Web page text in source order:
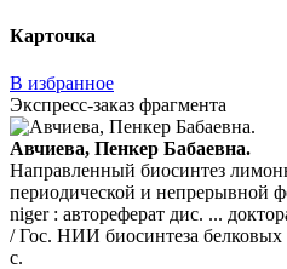
Карточка
В избранное
Экспресс-заказ фрагмента
Авчиева, Пенкер Бабаевна.
Направленный биосинтез
периодической и непрерывной
niger : автореферат дис. ...
/ Гос. НИИ биосинтеза
с.